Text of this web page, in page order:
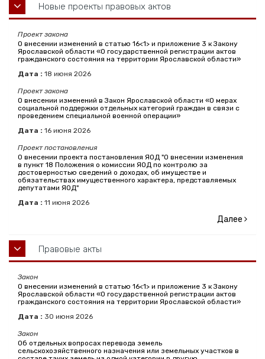
Новые проекты правовых актов
Проект закона
О внесении изменений в статью 16<1> и приложение 3 к Закону
Ярославской области «О государственной регистрации актов
гражданского состояния на территории Ярославской области»
Дата : 18 июня 2026
Проект закона
О внесении изменений в Закон Ярославской области «О мерах
социальной поддержки отдельных категорий граждан в связи с
проведением специальной военной операции»
Дата : 16 июня 2026
Проект постановления
О внесении проекта постановления ЯОД "О внесении изменения
в пункт 18 Положения о комиссии ЯОД по контролю за
достоверностью сведений о доходах, об имуществе и
обязательствах имущественного характера, представляемых
депутатами ЯОД"
Дата : 11 июня 2026
Далее
Правовые акты
Закон
О внесении изменений в статью 16<1> и приложение 3 к Закону
Ярославской области «О государственной регистрации актов
гражданского состояния на территории Ярославской области»
Дата : 30 июня 2026
Закон
Об отдельных вопросах перевода земель
сельскохозяйственного назначения или земельных участков в